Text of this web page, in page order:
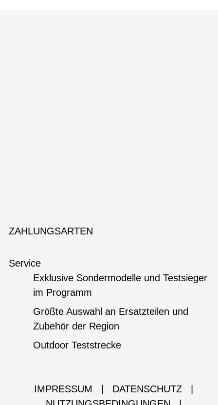
ZAHLUNGSARTEN
Service
Exklusive Sondermodelle und Testsieger
im Programm
Größte Auswahl an Ersatzteilen und
Zubehör der Region
Outdoor Teststrecke
IMPRESSUM DATENSCHUTZ